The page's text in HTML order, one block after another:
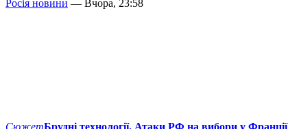
Росія новини — Вчора, 23:58